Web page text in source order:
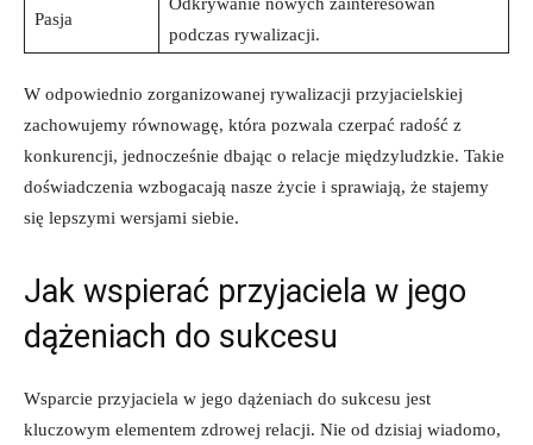
Pasja
podczas rywalizacji.
W⁣ odpowiednio​ zorganizowanej rywalizacji przyjacielskiej
zachowujemy równowagę, ⁤która​ pozwala‌ czerpać radość z
konkurencji, jednocześnie‍ dbając o relacje międzyludzkie. Takie
doświadczenia‍ wzbogacają nasze życie i sprawiają, że stajemy
się lepszymi wersjami siebie.
Jak wspierać przyjaciela w⁢ jego‌
dążeniach do sukcesu
Wsparcie przyjaciela w jego dążeniach⁤ do ​sukcesu jest
kluczowym elementem‌ zdrowej relacji. ​Nie ⁢od dzisiaj wiadomo,